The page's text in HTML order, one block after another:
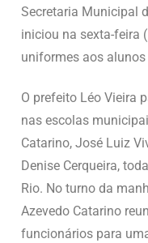
Secretaria Municipal
iniciou na sexta-feira
uniformes aos
O prefeito Léo Vieira
nas escolas
Catarino, José Luiz
Denise Cerqueira,
Rio. No turno da
Azevedo Catarino
funcionários para